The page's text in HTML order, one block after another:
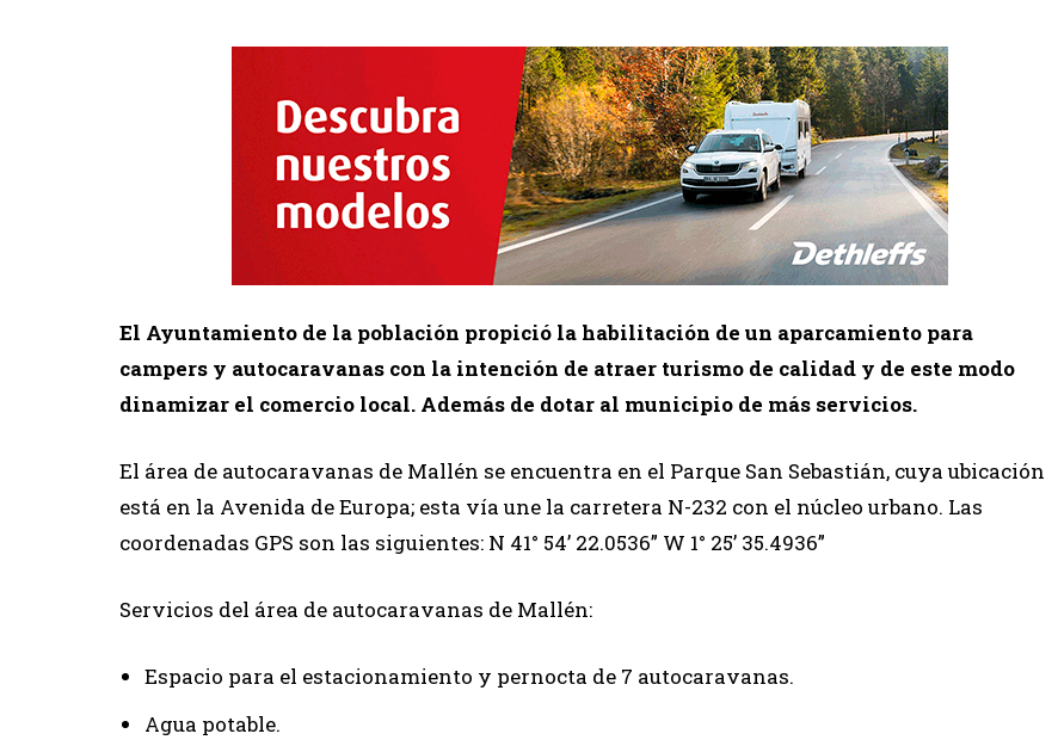
El Ayuntamiento de la población propició la habilitación de un aparcamiento para
campers y autocaravanas con la intención de atraer turismo de calidad y de este modo
dinamizar el comercio local. Además de dotar al municipio de más servicios.
El área de autocaravanas de Mallén se encuentra en el Parque San Sebastián, cuya ubicación
está en la Avenida de Europa; esta vía une la carretera N-232 con el núcleo urbano. Las
coordenadas GPS son las siguientes: N 41° 54’ 22.0536” W 1° 25’ 35.4936”
Servicios del área de autocaravanas de Mallén:
Espacio para el estacionamiento y pernocta de 7 autocaravanas.
Agua potable.